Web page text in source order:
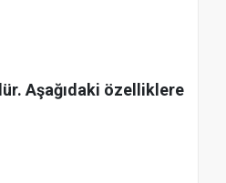
Aşağıdaki özelliklere